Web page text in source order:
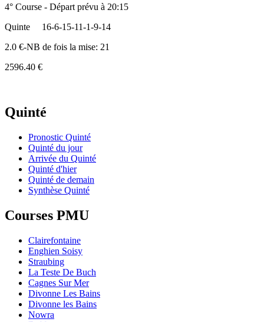
4° Course - Départ prévu à 20:15
Quinte
16-6-15-11-1-9-14
2.0 €-NB de fois la mise: 21
2596.40 €
Quinté
Pronostic Quinté
Quinté du jour
Arrivée du Quinté
Quinté d'hier
Quinté de demain
Synthèse Quinté
Courses PMU
Clairefontaine
Enghien Soisy
Straubing
La Teste De Buch
Cagnes Sur Mer
Divonne Les Bains
Divonne les Bains
Nowra